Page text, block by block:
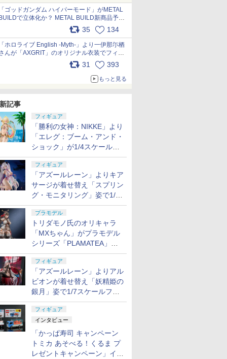
nszPIDTpbg
ゴッドガンダム ハイパーモード」がMETAL
で立体化か？ METAL BUILD新商品予告
が公開 pic.x.com/HIcLLIM3ar35 134
ホロライブ English -Myth-」より一伊那尓栖
んが「AXGRIT」のオリジナル衣装でフィギ
ュア化 pic.x.com/YMGhdIAzNa
31 393
もっと見る
記事
フィギュア
「勝利の女神：NIKKE」より
「エレグ：ブーム・アンド・
ショック」が1/4スケールで
フィギュア化！
フィギュア
「アズールレーン」よりキア
サージが着せ替え「スプリン
グ・モニタリング」姿で1/6
スケールフィギュア化！
プラモデル
トリダモノ氏のオリキャラ
「MXちゃん」がプラモデル
シリーズ「PLAMATEA」で
登場！ 2027年1月発売予定
フィギュア
「アズールレーン」よりアル
ビオンが着せ替え「妖精姫の
銀月」姿で1/7スケールフィ
ギュア化！
フィギュア
インタビュー
「かっぱ寿司 キャンペーン
トミカ あそべる！くるま プ
レゼントキャンペーン」イン